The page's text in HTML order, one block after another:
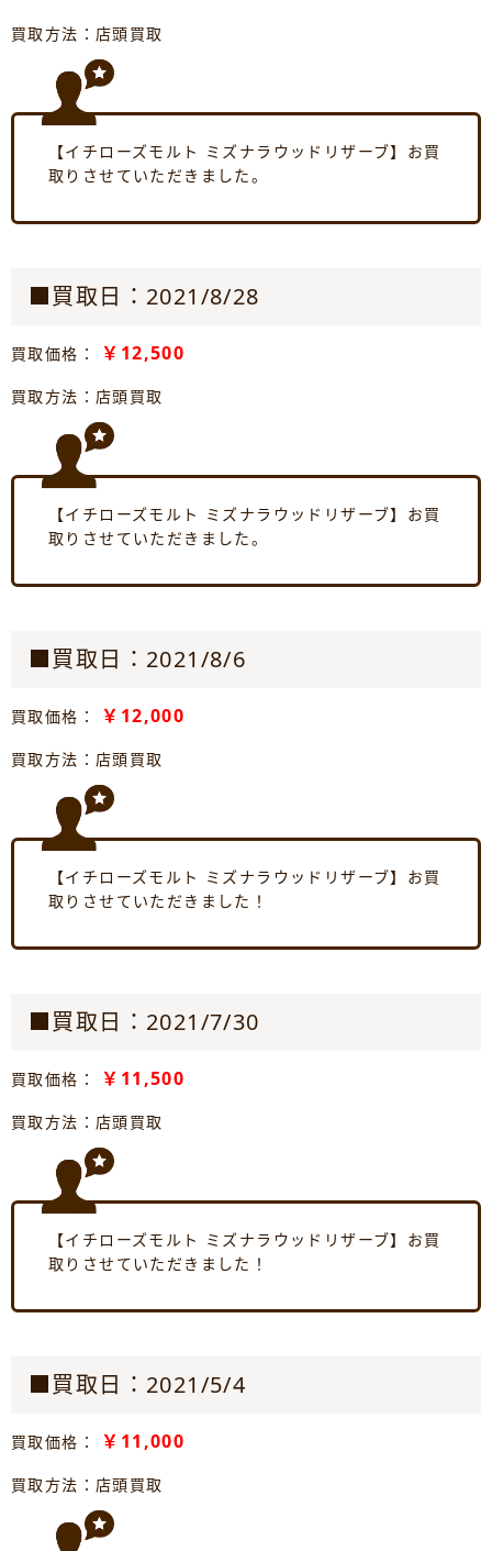
買取方法：店頭買取
【イチローズモルト ミズナラウッドリザーブ】お買
取りさせていただきました。
■買取日：2021/8/28
買取価格： ￥12,500
買取方法：店頭買取
【イチローズモルト ミズナラウッドリザーブ】お買
取りさせていただきました。
■買取日：2021/8/6
買取価格： ￥12,000
買取方法：店頭買取
【イチローズモルト ミズナラウッドリザーブ】お買
取りさせていただきました！
■買取日：2021/7/30
買取価格： ￥11,500
買取方法：店頭買取
【イチローズモルト ミズナラウッドリザーブ】お買
取りさせていただきました！
■買取日：2021/5/4
買取価格： ￥11,000
買取方法：店頭買取